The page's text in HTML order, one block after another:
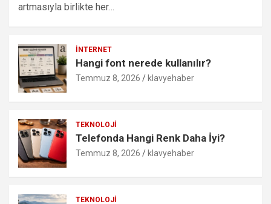
artmasıyla birlikte her…
İNTERNET
Hangi font nerede kullanılır?
Temmuz 8, 2026 klavyehaber
TEKNOLOJI
Telefonda Hangi Renk Daha İyi?
Temmuz 8, 2026 klavyehaber
TEKNOLOJI